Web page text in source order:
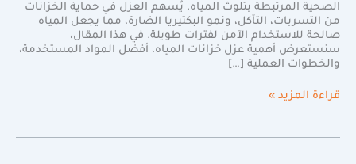
الصحية المرتبطة بتلوث المياه. يُسهم العزل في حماية الخزانات
من التسربات، التآكل، ونمو البكتيريا الضارة، مما يجعل المياه
صالحة للاستخدام الآمن لفترات طويلة. في هذا المقال،
سنستعرض أهمية عزل خزانات المياه، أفضل المواد المستخدمة،
والخطوات العملية […]
قراءة المزيد »